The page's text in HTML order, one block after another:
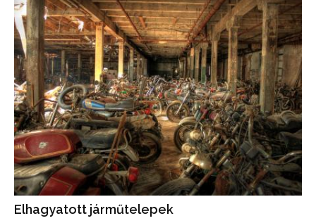
Elhagyatott járműtelepek